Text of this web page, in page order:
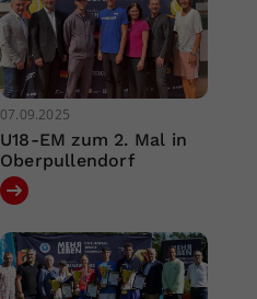
07.09.2025
U18-EM zum 2. Mal in
Oberpullendorf